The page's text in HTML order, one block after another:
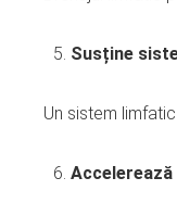
Susține
Un sistem